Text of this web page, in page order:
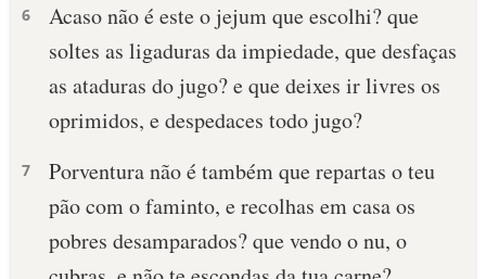
6
Acaso não é este o jejum que escolhi? que
soltes as ligaduras da impiedade, que desfaças
as ataduras do jugo? e que deixes ir livres os
oprimidos, e despedaces todo jugo?
7
Porventura não é também que repartas o teu
pão com o faminto, e recolhas em casa os
pobres desamparados? que vendo o nu, o